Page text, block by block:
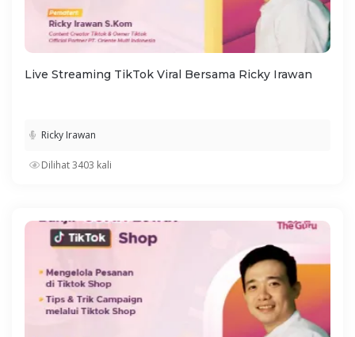
Live Streaming TikTok Viral Bersama Ricky Irawan
Ricky Irawan
Dilihat 3403 kali